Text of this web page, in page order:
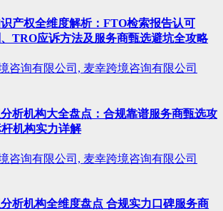
产权全维度解析：FTO检索报告认可
TRO应诉方法及服务商甄选避坑全攻略
咨询有限公司, 麦幸跨境咨询有限公司
析机构大全盘点：合规靠谱服务商甄选攻
机构实力详解
咨询有限公司, 麦幸跨境咨询有限公司
析机构全维度盘点 合规实力口碑服务商